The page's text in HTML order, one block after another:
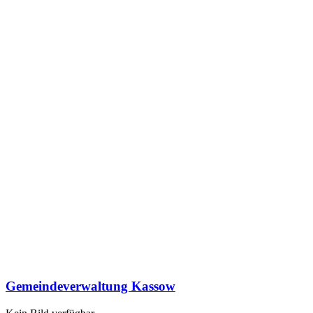
Gemeindeverwaltung Kassow